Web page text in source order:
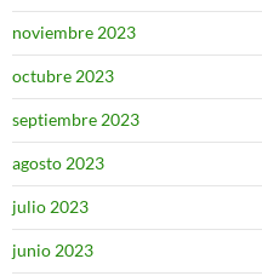
noviembre 2023
octubre 2023
septiembre 2023
agosto 2023
julio 2023
junio 2023